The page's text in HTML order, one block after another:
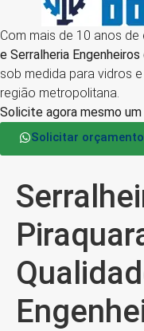
Com mais de 10 anos
e Serralheria
sob medida para vidros
região metropolitana.
Solicite agora mesmo
Solicitar orçamento